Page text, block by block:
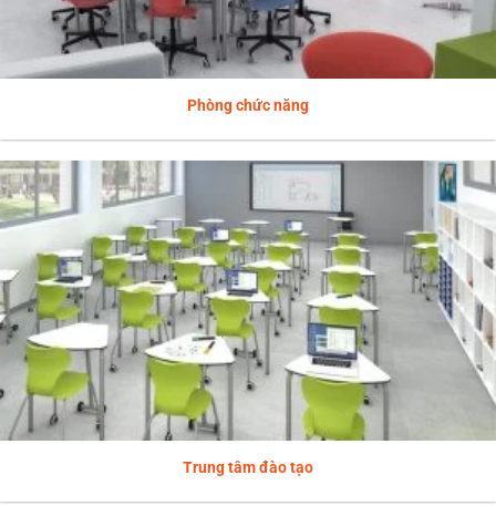
Phòng chức năng
Trung tâm đào tạo